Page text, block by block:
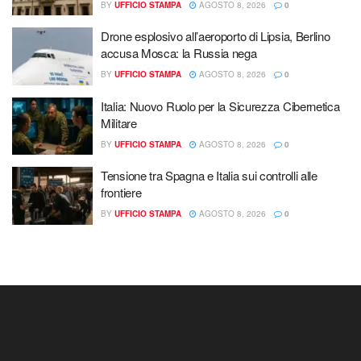
BY UFFICIO STAMPA AGOSTO 8, 2026 0
Drone esplosivo all’aeroporto di Lipsia, Berlino
accusa Mosca: la Russia nega
BY UFFICIO STAMPA AGOSTO 8, 2026 0
Italia: Nuovo Ruolo per la Sicurezza Cibernetica
Militare
BY UFFICIO STAMPA AGOSTO 8, 2026 0
Tensione tra Spagna e Italia sui controlli alle
frontiere
BY UFFICIO STAMPA AGOSTO 8, 2026 0